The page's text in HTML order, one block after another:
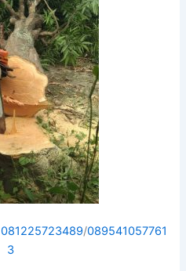
081225723489/089541057761
3